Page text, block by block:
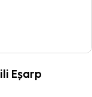
Eşarp